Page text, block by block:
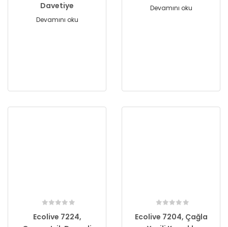
Davetiye
Devamını oku
Devamını oku
Ecolive 7224,
Ecolive 7204, Çağla